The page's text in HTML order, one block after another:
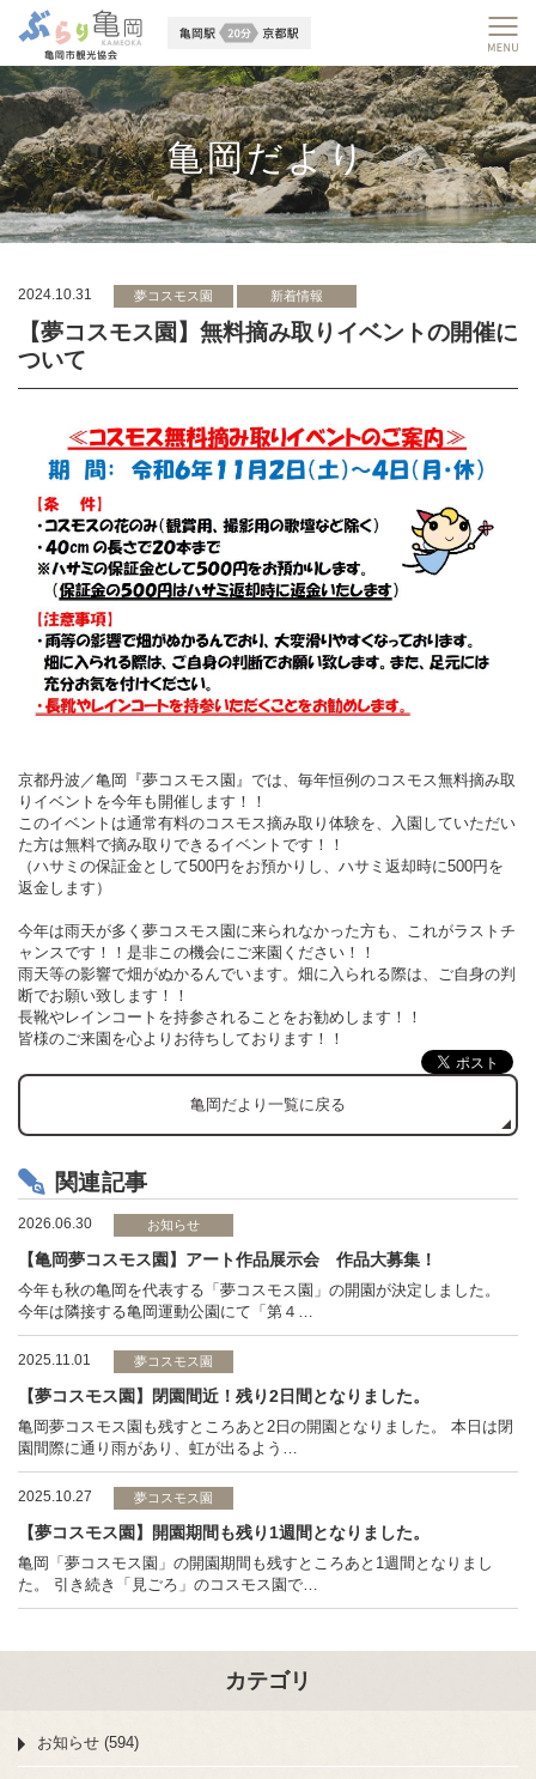
亀岡だより
2024.10.31 夢コスモス園 新着情報
【夢コスモス園】無料摘み取りイベントの開催に
ついて
京都丹波／亀岡『夢コスモス園』では、毎年恒例のコスモス無料摘み取
りイベントを今年も開催します！！
このイベントは通常有料のコスモス摘み取り体験を、入園していただい
た方は無料で摘み取りできるイベントです！！
（ハサミの保証金として500円をお預かりし、ハサミ返却時に500円を
返金します）
今年は雨天が多く夢コスモス園に来られなかった方も、これがラストチ
ャンスです！！是非この機会にご来園ください ！！
雨天等の影響で畑がぬかるんでいます。畑に入られる際は、ご自身の判
断でお願い致します！！
長靴やレインコートを持参されることをお勧めします！！
皆様のご来園を心よりお待ちしております！！
亀岡だより一覧に戻る
関連記事
2026.06.30 お知らせ
【亀岡夢コスモス園】アート作品展示会 作品大募集！
今年も秋の亀岡を代表する「夢コスモス園」の開園が決定しました。
今年は隣接する亀岡運動公園にて「第４…
2025.11.01 夢コスモス園
【夢コスモス園】閉園間近！残り2日間となりました。
亀岡夢コスモス園も残すところあと2日の開園となりました。 本日は閉
園間際に通り雨があり、虹が出るよう…
2025.10.27 夢コスモス園
【夢コスモス園】開園期間も残り1週間となりました。
亀岡「夢コスモス園」の開園期間も残すところあと1週間となりまし
た。 引き続き「見ごろ」のコスモス園で…
カテゴリ
お知らせ (594)